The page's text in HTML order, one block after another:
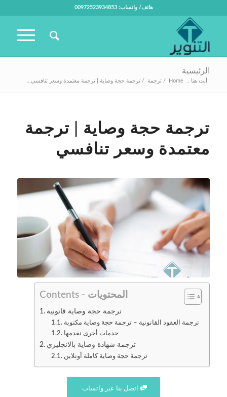
هاتف/ واتساب: 00972523934853
الرئيسية
أنت هنا .. Home
/ ترجمة / ترجمة حجة وصاية | ترجمة معتمدة وسعر تنافسي...
ترجمة حجة وصاية | ترجمة
معتمدة وسعر تنافسي
Contents - المحتويات
ترجمة حجة وصاية قانونية
ترجمة العقود القانونية – ترجمة حجة وصاية مكتوبة
خدمات أخرى نقدمها
ترجمة شهادة وصاية بالانجليزي
ترجمة حجة وصاية كاملة أونلاين
اتصل بنا عبر واتساب